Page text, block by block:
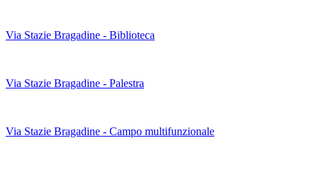
Via Stazie Bragadine - Biblioteca
Via Stazie Bragadine - Palestra
Via Stazie Bragadine - Campo multifunzionale